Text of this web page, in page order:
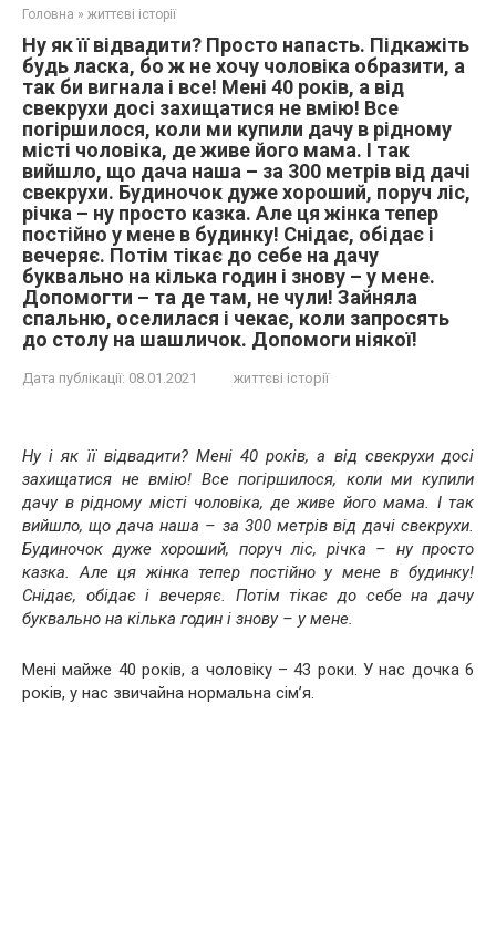
Головна » життєві історії
Ну як її відвадити? Просто напасть. Підкажіть
будь ласка, бо ж не хочу чоловіка образити, а
так би вигнала і все! Мені 40 років, а від
свекрухи досі захищатися не вмію! Все
погіршилося, коли ми купили дачу в рідному
місті чоловіка, де живе його мама. І так
вийшло, що дача наша – за 300 метрів від дачі
свекрухи. Будиночок дуже хороший, поруч ліс,
річка – ну просто казка. Але ця жінка тепер
постійно у мене в будинку! Снідає, обідає і
вечеряє. Потім тікає до себе на дачу
буквально на кілька годин і знову – у мене.
Допомогти – та де там, не чули! Зайняла
спальню, оселилася і чекає, коли запросять
до столу на шашличок. Допомоги ніякої!
Дата публікації: 08.01.2021 життєві історії
Ну і як її відвадити? Мені 40 років, а від свекрухи досі
захищатися не вмію! Все погіршилося, коли ми купили
дачу в рідному місті чоловіка, де живе його мама. І так
вийшло, що дача наша – за 300 метрів від дачі свекрухи.
Будиночок дуже хороший, поруч ліс, річка – ну просто
казка. Але ця жінка тепер постійно у мене в будинку!
Снідає, обідає і вечеряє. Потім тікає до себе на дачу
буквально на кілька годин і знову – у мене.
Мені майже 40 років, а чоловіку – 43 роки. У нас дочка 6
років, у нас звичайна нормальна сім’я.